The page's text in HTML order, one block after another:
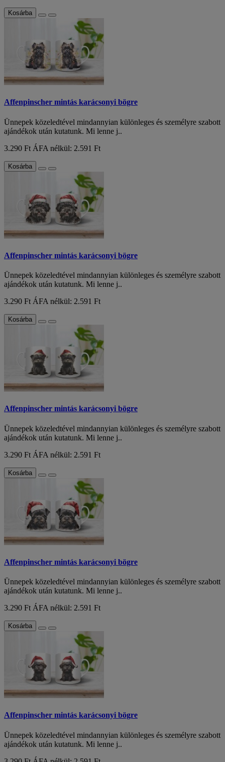
Kosárba
Affenpinscher mintás karácsonyi bögre
Ünnepek közeledtével mindannyian különleges és személyre szabott
ajándékok után kutatunk. Mi lenne j..
3.290 Ft ÁFA nélkül: 2.591 Ft
Kosárba
Affenpinscher mintás karácsonyi bögre
Ünnepek közeledtével mindannyian különleges és személyre szabott
ajándékok után kutatunk. Mi lenne j..
3.290 Ft ÁFA nélkül: 2.591 Ft
Kosárba
Affenpinscher mintás karácsonyi bögre
Ünnepek közeledtével mindannyian különleges és személyre szabott
ajándékok után kutatunk. Mi lenne j..
3.290 Ft ÁFA nélkül: 2.591 Ft
Kosárba
Affenpinscher mintás karácsonyi bögre
Ünnepek közeledtével mindannyian különleges és személyre szabott
ajándékok után kutatunk. Mi lenne j..
3.290 Ft ÁFA nélkül: 2.591 Ft
Kosárba
Affenpinscher mintás karácsonyi bögre
Ünnepek közeledtével mindannyian különleges és személyre szabott
ajándékok után kutatunk. Mi lenne j..